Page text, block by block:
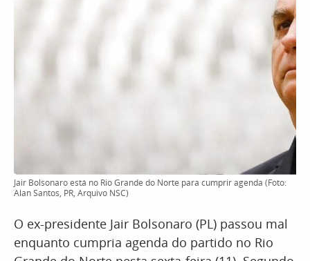
Jair Bolsonaro está no Rio Grande do Norte para cumprir agenda (Foto:
Alan Santos, PR, Arquivo NSC)
O ex-presidente Jair Bolsonaro (PL) passou mal
enquanto cumpria agenda do partido no Rio